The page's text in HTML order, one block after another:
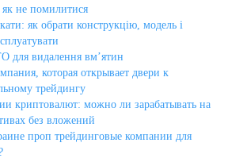
як не помилитися
як обрати конструкцію, модель і
для видалення вм’ятин
которая открывает двери к
трейдингу
криптовалют: можно ли зарабатывать на
без вложений
проп трейдинговые компании для